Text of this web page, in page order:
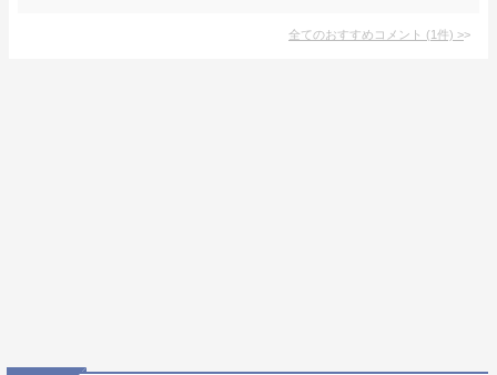
全てのおすすめコメント (1件) >